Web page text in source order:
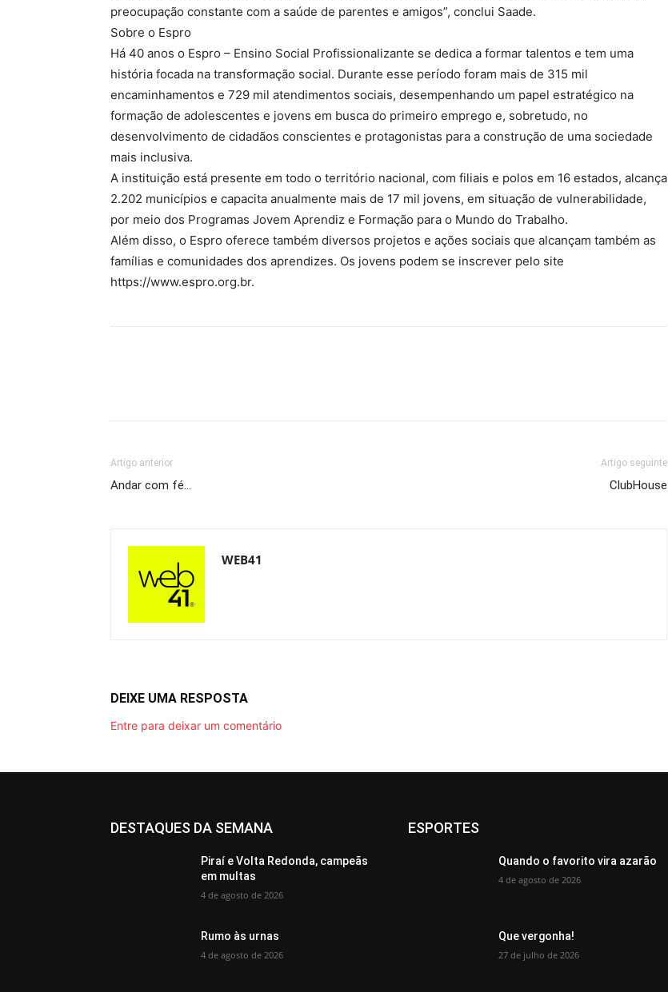
preocupação constante com a saúde de parentes e amigos”, conclui Saade.
Sobre o Espro
Há 40 anos o Espro – Ensino Social Profissionalizante se dedica a formar talentos e tem uma
história focada na transformação social. Durante esse período foram mais de 315 mil
encaminhamentos e 729 mil atendimentos sociais, desempenhando um papel estratégico na
formação de adolescentes e jovens em busca do primeiro emprego e, sobretudo, no
desenvolvimento de cidadãos conscientes e protagonistas para a construção de uma sociedade
mais inclusiva.
A instituição está presente em todo o território nacional, com filiais e polos em 16 estados, alcança
2.202 municípios e capacita anualmente mais de 17 mil jovens, em situação de vulnerabilidade,
por meio dos Programas Jovem Aprendiz e Formação para o Mundo do Trabalho.
Além disso, o Espro oferece também diversos projetos e ações sociais que alcançam também as
famílias e comunidades dos aprendizes. Os jovens podem se inscrever pelo site
https://www.espro.org.br.
Artigo anterior
Andar com fé…
Artigo seguinte
ClubHouse
WEB41
DEIXE UMA RESPOSTA
Entre para deixar um comentário
DESTAQUES DA SEMANA
Piraí e Volta Redonda, campeãs
em multas
4 de agosto de 2026
Rumo às urnas
4 de agosto de 2026
ESPORTES
Quando o favorito vira azarão
4 de agosto de 2026
Que vergonha!
27 de julho de 2026